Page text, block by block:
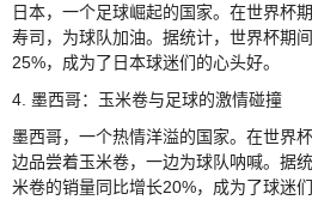
日本，一个足球崛起的国家。在世界杯
寿司，为球队加油。据统计，世界杯期
25%，成为了日本球迷们的心头好。
4. 墨西哥：玉米卷与足球的激情碰撞
墨西哥，一个热情洋溢的国家。在世界
边品尝着玉米卷，一边为球队呐喊。据
米卷的销量同比增长20%，成为了球迷